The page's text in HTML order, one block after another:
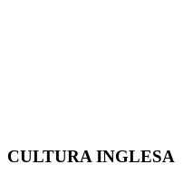
CULTURA INGLESA